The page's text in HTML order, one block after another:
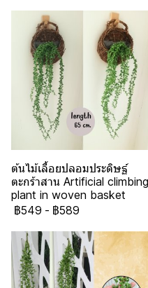
ต้นไม้เลื้อยปลอมประดิษฐ์
ตะกร้าสาน Artificial climbing
plant in woven basket
฿549 - ฿589